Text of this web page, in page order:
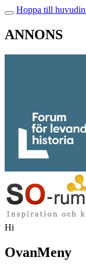
Hoppa till
ANNONS
Hi
OvanMeny